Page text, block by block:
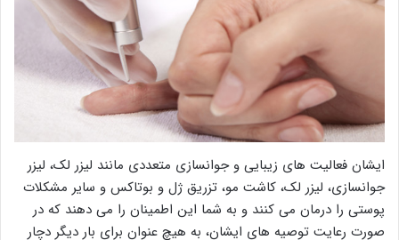
ایشان فعالیت های زیبایی و جوانسازی متعددی مانند لیزر لک، لیزر
جوانسازی، لیزر لک، کاشت مو، تزریق ژل و بوتاکس و سایر مشکلات
پوستی را درمان می کنند و به شما این اطمینان را می دهند که در
صورت رعایت توصیه های ایشان، به هیچ عنوان برای بار دیگر دچار